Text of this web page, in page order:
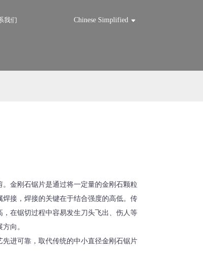
我们 Chinese Simplified
金刚石锯片是通过将一定量的金刚石颗粒
接，焊接的关键在于结合强度的高低。传
在锯切过程中容易发生刀头飞出、伤人等
向。
进可靠，取代传统的中小直径金刚石锯片